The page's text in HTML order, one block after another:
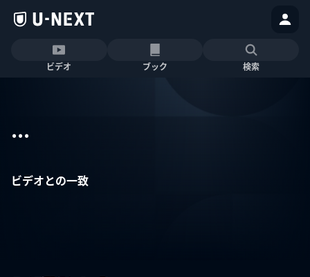
ビデオ ブック 検索
...
ビデオとの一致